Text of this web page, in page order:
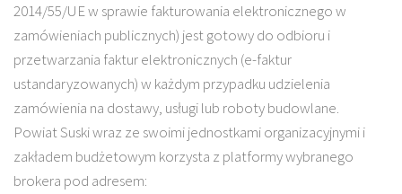
2014/55/UE w sprawie fakturowania elektronicznego w
zamówieniach publicznych) jest gotowy do odbioru i
przetwarzania faktur elektronicznych (e-faktur
ustandaryzowanych) w każdym przypadku udzielenia
zamówienia na dostawy, usługi lub roboty budowlane.
Powiat Suski wraz ze swoimi jednostkami organizacyjnymi i
zakładem budżetowym korzysta z platformy wybranego
brokera pod adresem: